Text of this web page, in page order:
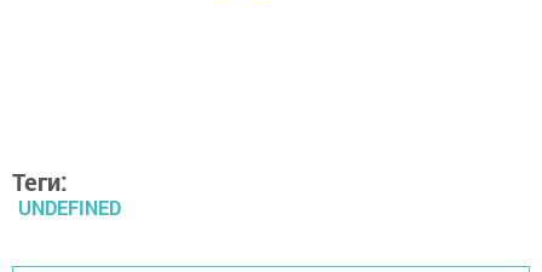
Теги:
UNDEFINED